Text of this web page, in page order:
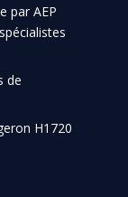
par AEP
de
H1720